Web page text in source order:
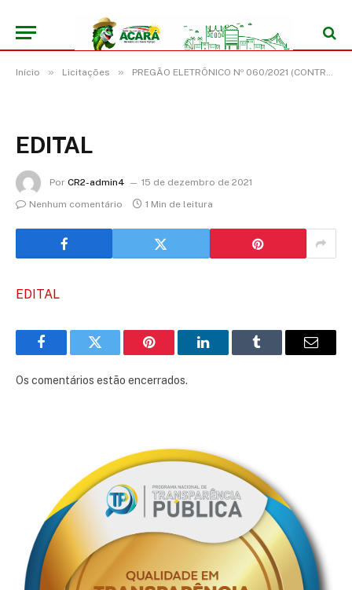
Início » Licitações » PREGÃO ELETRÔNICO Nº 060/2021 (CONTRATAÇÃO DE EMPRESA PARA PRESTAÇÃO DE SERVIÇO DE MALHARIA E CONFECÇÕES EM GERAL)
EDITAL
Por CR2-admin4
15 de dezembro de 2021
Nenhum comentário
1 Min de leitura
EDITAL
FacebookTwitter Pinterest LinkedInTumblr
E-
Os comentários estão encerrados.